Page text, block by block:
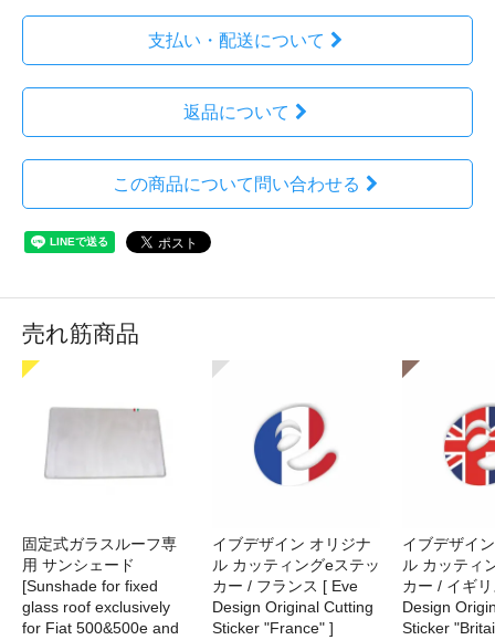
支払い・配送について
返品について
この商品について問い合わせる
売れ筋商品
固定式ガラスルーフ専
用 サンシェード
[Sunshade for fixed
glass roof exclusively
for Fiat 500&500e and
イブデザイン オリジナ
ル カッティングeステッ
カー / フランス [ Eve
Design Original Cutting
Sticker "France" ]
イブデザイ
ル カッティ
カー / イギ
Design
Sticker